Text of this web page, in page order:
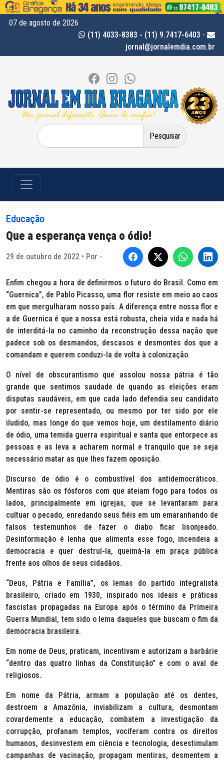
07 de agosto de 2026
(11) 4033-8383 - (11) 9.7417-6403 -
jornal@jornalemdia.com.br
Pesquisar
por:
Educação
Que a esperança vença o ódio!
29 de outubro de 2022 • Por -
Enfim chegou a hora de definirmos o futuro do Brasil. Como em
“Guernica”, de Pablo Picasso, uma flor resiste em meio ao caos
em que mergulharam nosso país. A diferença entre nossa flor e
a de Guernica é que a nossa está robusta, cheia vida e nada há
de interditá-la no caminho da reconstrução dessa nação que
padece sob os desmandos, descasos e desmontes dos que a
comandam e querem conduzi-la de volta à colonização.
O nível de obscurantismo que assolou nossa pátria é tão
grande que sentimos saudade de quando as eleições eram
disputas saudáveis, em que cada lado defendia seu candidato
por sentir-se representado, ou mesmo por ter sido por ele
iludido, mas longe do que vemos hoje, um destilamento diário
de ódio, uma temida guerra espiritual e santa que entorpece as
pessoas e as leva a acharem normal e tranquilo que se seja
necessário matar as que lhes fazem oposição.
Discurso de ódio é o combustível dos antidemocráticos.
Mentiras são os fósforos com que ateiam fogo para todos os
lados, principalmente em igrejas, que se levantaram para
cultuar o pecado, enredando seus fiéis em um emaranhando de
falsos testemunhos de fazer o diabo ficar lisonjeado.
Desinformação é lenha que alimenta esse fogo, incendeia a
democracia e quer destruí-la, queimá-la em praça pública
frente aos olhos de seus cidadãos.
“Deus, Pátria e Família”, os lemas do partido integralista
brasileiro, criado em 1930, inspirado nos ideais e práticas
fascistas propagadas na Europa após o término da Primeira
Guerra Mundial, tem sido o lema daqueles que buscam o fim da
democracia brasileira.
Em nome de Deus, praticam, incentivam e autorizam a barbárie
“dentro das quatro linhas da Constituição” e com o aval de
religiosos.
Em nome da Pátria, armam a população até os dentes,
destroem a Amazônia, inviabilizam a cultura, desmontam
covardemente a educação, combatem a investigação da
corrupção, profanam templos, vociferam contra os direitos
humanos, desinvestem em ciência e tecnologia, desestimulam
campanhas de vacinação, propagam mentiras, desmentem a